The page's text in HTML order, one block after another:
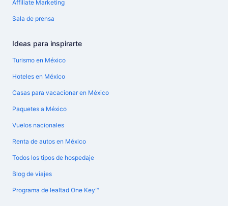
Affiliate Marketing
Sala de prensa
Ideas para inspirarte
Turismo en México
Hoteles en México
Casas para vacacionar en México
Paquetes a México
Vuelos nacionales
Renta de autos en México
Todos los tipos de hospedaje
Blog de viajes
Programa de lealtad One Key™